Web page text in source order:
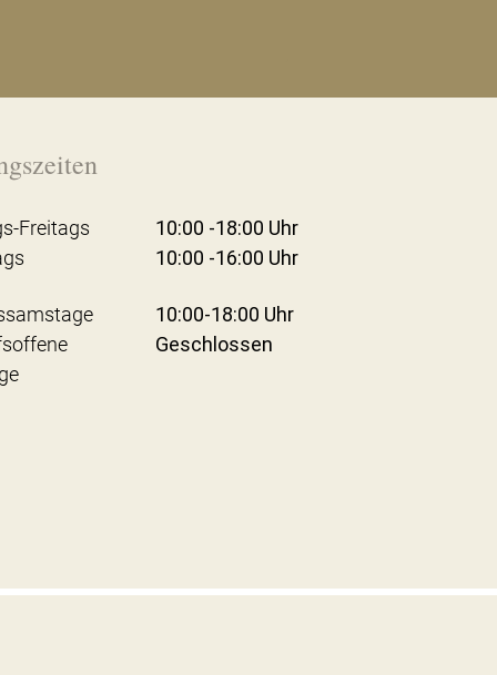
Freitags
10:00 -18:00 Uhr
10:00 -16:00 Uhr
10:00-18:00 Uhr
Geschlossen